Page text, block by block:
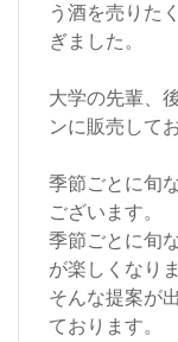
う酒を売りた
ぎました。
大学の先輩、
ンに販売して
季節ごとに旬
ございます。
季節ごとに旬
が楽しくなりま
そんな提案が
ております。